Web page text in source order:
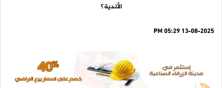
الأندية؟
13-08-2025 05:29 PM